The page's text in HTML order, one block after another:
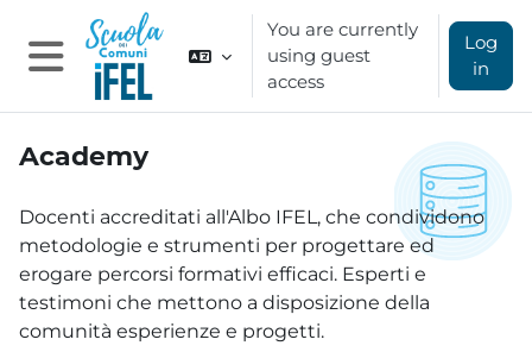
Skip to main content
Side panel
You are currently
using guest
access
Log
in
Academy
Docenti accreditati all'Albo IFEL, che condividono
metodologie e strumenti per progettare ed
erogare percorsi formativi efficaci. Esperti e
testimoni che mettono a disposizione della
comunità esperienze e progetti.